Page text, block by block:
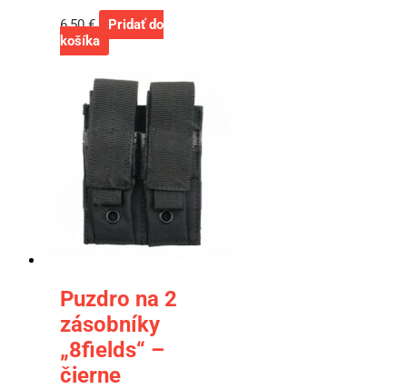
6,50€
Pridať do
košíka
Puzdro na 2
zásobníky
„8fields“ –
čierne